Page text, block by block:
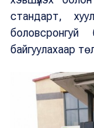
стандарт,
байгуулахаар